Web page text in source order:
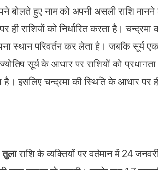
बोलते हुए नाम को अपनी असली राशि
ही राशियों को निर्धारित करता है।
स्थान परिवर्तन कर लेता है। जबकि सूर्य
सूर्य के आधार पर राशियों को
है। इसलिए चन्द्रमा की स्थिति के आधार पर
तुलाराशि के व्यक्तियों पर वर्तमान में 24